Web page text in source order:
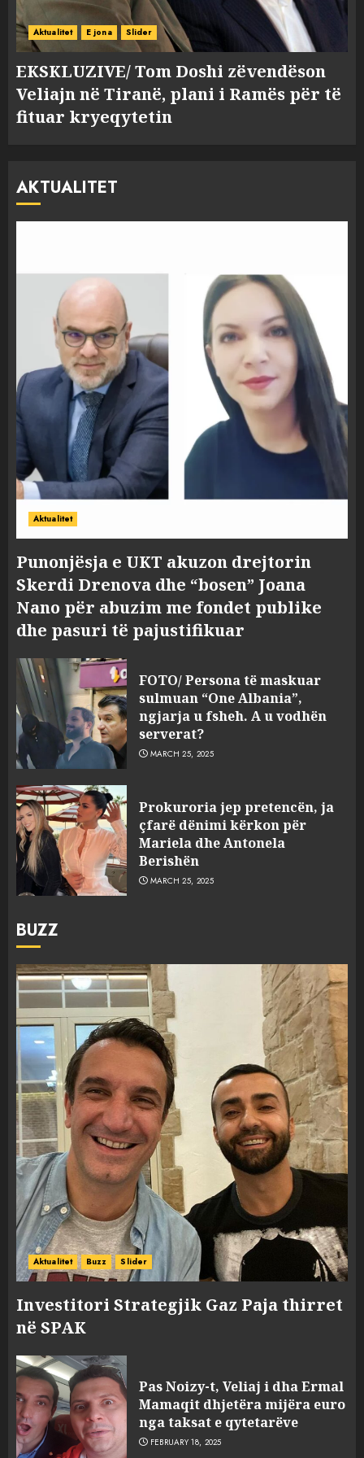
Aktualitet E jona Slider
EKSKLUZIVE/ Tom Doshi zëvendëson
Veliajn në Tiranë, plani i Ramës për të
fituar kryeqytetin
AKTUALITET
Aktualitet
Punonjësja e UKT akuzon drejtorin
Skerdi Drenova dhe “bosen” Joana
Nano për abuzim me fondet publike
dhe pasuri të pajustifikuar
FOTO/ Persona të maskuar
sulmuan “One Albania”,
ngjarja u fsheh. A u vodhën
serverat?
MARCH 25, 2025
Prokuroria jep pretencën, ja
çfarë dënimi kërkon për
Mariela dhe Antonela
Berishën
MARCH 25, 2025
BUZZ
Aktualitet Buzz Slider
Investitori Strategjik Gaz Paja thirret
në SPAK
Pas Noizy-t, Veliaj i dha Ermal
Mamaqit dhjetëra mijëra euro
nga taksat e qytetarëve
FEBRUARY 18, 2025